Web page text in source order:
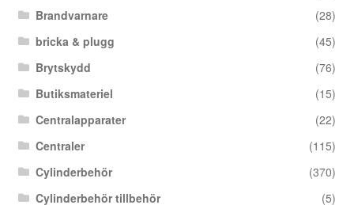
Brandvarnare
(28)
bricka & plugg
(45)
Brytskydd
(76)
Butiksmateriel
(15)
Centralapparater
(22)
Centraler
(115)
Cylinderbehör
(370)
Cylinderbehör tillbehör
(5)